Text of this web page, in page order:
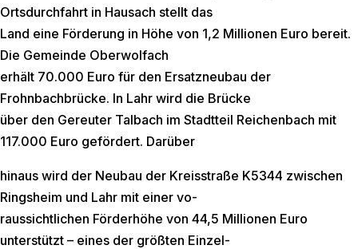
Ortsdurchfahrt in Hausach stellt das
Land eine Förderung in Höhe von 1,2 Millionen Euro bereit.
Die Gemeinde Oberwolfach
erhält 70.000 Euro für den Ersatzneubau der
Frohnbachbrücke. In Lahr wird die Brücke
über den Gereuter Talbach im Stadtteil Reichenbach mit
117.000 Euro gefördert. Darüber
hinaus wird der Neubau der Kreisstraße K5344 zwischen
Ringsheim und Lahr mit einer vo-
raussichtlichen Förderhöhe von 44,5 Millionen Euro
unterstützt – eines der größten Einzel-